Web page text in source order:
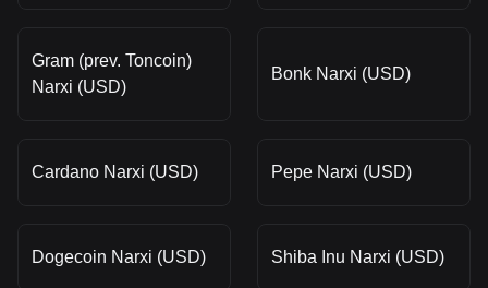
Gram (prev. Toncoin)
Narxi (USD)
Bonk Narxi (USD)
Cardano Narxi (USD) Pepe Narxi (USD)
Dogecoin Narxi (USD) Shiba Inu Narxi (USD)